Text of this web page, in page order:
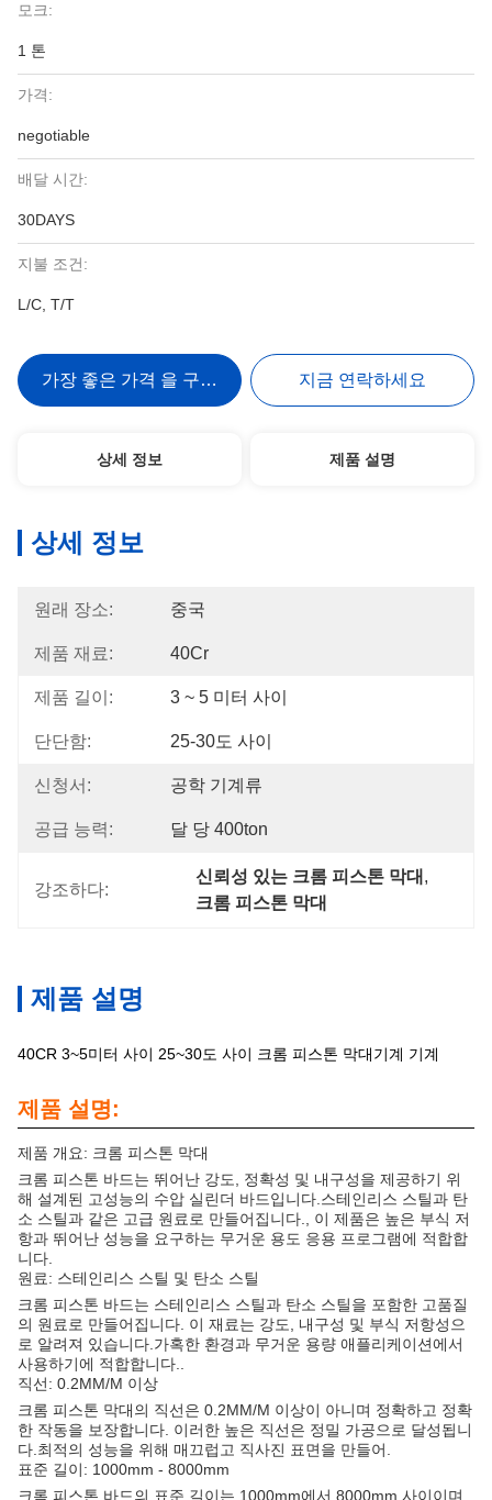
모크:
1 톤
가격:
negotiable
배달 시간:
30DAYS
지불 조건:
L/C, T/T
가장 좋은 가격 을 구하라 지금 연락하세요
상세 정보 제품 설명
상세 정보
원래 장소: 중국
제품 재료: 40Cr
제품 길이: 3 ~ 5 미터 사이
단단함: 25-30도 사이
신청서: 공학 기계류
공급 능력: 달 당 400ton
강조하다:
신뢰성 있는 크롬 피스톤 막대 ,
크롬 피스톤 막대
제품 설명
40CR 3~5미터 사이 25~30도 사이 크롬 피스톤 막대기계 기계
제품 설명:
제품 개요: 크롬 피스톤 막대
크롬 피스톤 바드는 뛰어난 강도, 정확성 및 내구성을 제공하기 위
해 설계된 고성능의 수압 실린더 바드입니다.스테인리스 스틸과 탄
소 스틸과 같은 고급 원료로 만들어집니다., 이 제품은 높은 부식 저
항과 뛰어난 성능을 요구하는 무거운 용도 응용 프로그램에 적합합
니다.
원료: 스테인리스 스틸 및 탄소 스틸
크롬 피스톤 바드는 스테인리스 스틸과 탄소 스틸을 포함한 고품질
의 원료로 만들어집니다. 이 재료는 강도, 내구성 및 부식 저항성으
로 알려져 있습니다.가혹한 환경과 무거운 용량 애플리케이션에서
사용하기에 적합합니다..
직선: 0.2MM/M 이상
크롬 피스톤 막대의 직선은 0.2MM/M 이상이 아니며 정확하고 정확
한 작동을 보장합니다. 이러한 높은 직선은 정밀 가공으로 달성됩니
다.최적의 성능을 위해 매끄럽고 직사진 표면을 만들어.
표준 길이: 1000mm - 8000mm
크롬 피스톤 바드의 표준 길이는 1000mm에서 8000mm 사이이며